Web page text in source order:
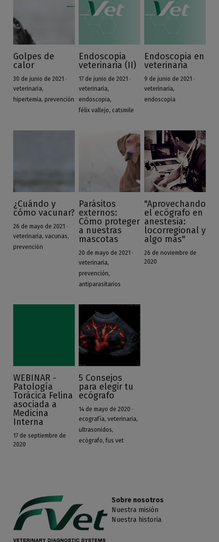
Golpes de
calor
30 de junio de 2021 ·
veterinaria,
hipertemia, prevención
Endoscopia
veterinaria (II)
17 de junio de 2021 ·
veterinaria,
endoscopia,
félix vallejo, catsmile
Endoscopia en
veterinaria
9 de junio de 2021 ·
veterinaria,
endoscopia
¿Cuándo y
cómo vacunar?
26 de mayo de 2021 ·
veterinaria, vacunas,
prevención
Parásitos
externos:
Cómo proteger
a nuestras
mascotas
20 de mayo de 2021 ·
veterinaria,
prevención,
antiparasitarios
"Aprovechando
el ecógrafo en
anestesia:
locorregional y
algo más"
26 de noviembre de
2020
WEBINAR -
Patología
Torácica Felina
asociada a
Medicina
Interna
17 de septiembre de
2020
5 Consejos
para elegir tu
ecógrafo
14 de mayo de 2020 ·
ecografía, veterinaria,
ultrasonidos,
ecógrafo, fus vet
Sobre nosotros
Nuestra misión
Nuestra historia